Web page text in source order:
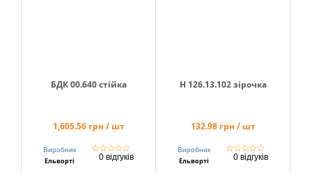
БДК 00.640 стійка
1,605.56 грн / шт
Виробник
Ельворті
☆☆☆☆☆
0 відгуків
Н 126.13.102 зірочка
132.98 грн / шт
Виробник
Ельворті
☆☆☆☆☆
0 відгуків